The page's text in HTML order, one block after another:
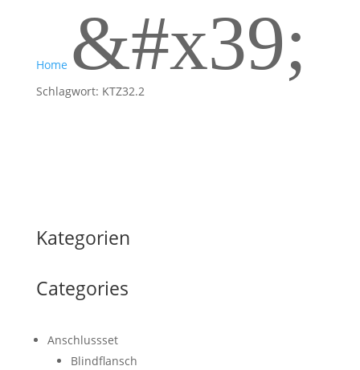
Home &#x39;
Schlagwort: KTZ32.2
Kategorien
Categories
Anschlussset
Blindflansch